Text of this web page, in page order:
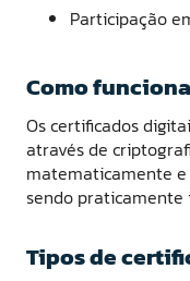
Participação
Como
Os certificados
através de
matematicamente
sendo praticamente
Tipos de